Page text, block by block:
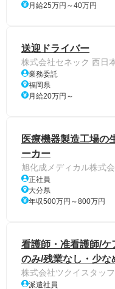
月給25万円～40万円
送迎ドライバー
株式会社セネック 西日
業務委託
福岡県
月給20万円～
医療機器製造工場の
ーカー
旭化成メディカル株式
正社員
大分県
年収500万円～800万円
看護師・准看護師/
のみ/残業なし・少な
株式会社ツクイスタッフ
派遣社員